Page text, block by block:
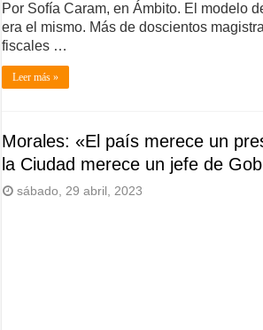
Por Sofía Caram, en Ámbito. El modelo
era el mismo. Más de doscientos
fiscales …
Leer más »
Morales: «El país merece un
la Ciudad merece un jefe de
sábado, 29 abril, 2023